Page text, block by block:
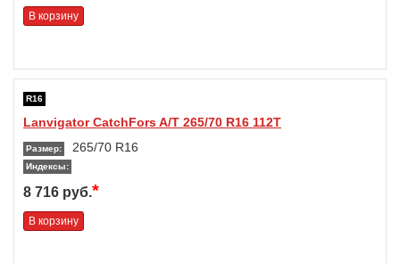
В корзину
R16
Lanvigator CatchFors A/T 265/70 R16 112T
Размер: 265/70 R16
Индексы:
8 716 руб.*
В корзину